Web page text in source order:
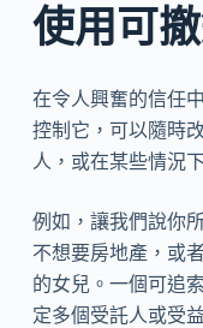
使用可
在令人興奮的信任
控制它，可以隨時
人，或在某些情況
例如，讓我們說你
不想要房地產，或
的女兒。一個可追
定多個受託人或受